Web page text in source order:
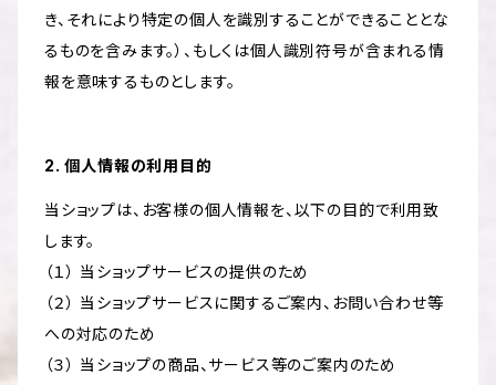
き、それにより特定の個人を識別することができることとな
るものを含みます。）、もしくは個人識別符号が含まれる情
報を意味するものとします。
2. 個人情報の利用目的
当ショップは、お客様の個人情報を、以下の目的で利用致
します。
（１） 当ショップサービスの提供のため
（２） 当ショップサービスに関するご案内、お問い合わせ等
への対応のため
（３） 当ショップの商品、サービス等のご案内のため